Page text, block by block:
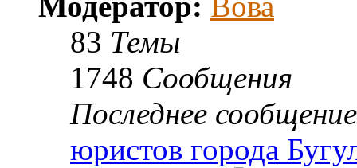
83 Темы
1748 Сообщения
Последнее сообщение
юристов города